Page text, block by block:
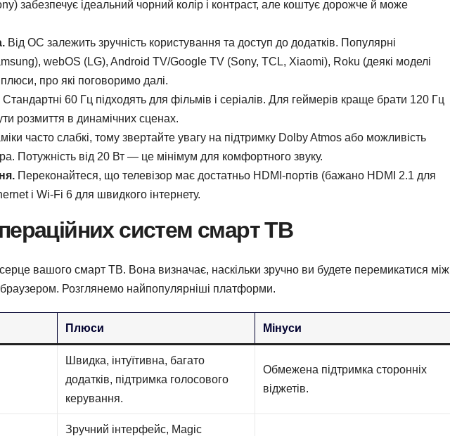
забезпечує ідеальний чорний колір і контраст, але коштує дорожче й може
Від ОС залежить зручність користування та доступ до додатків. Популярні
webOS (LG), Android TV/Google TV (Sony, TCL, Xiaomi), Roku (деякі моделі
про які поговоримо далі.
Стандартні 60 Гц підходять для фільмів і серіалів. Для геймерів краще брати 120 Гц
розмиття в динамічних сценах.
часто слабкі, тому звертайте увагу на підтримку Dolby Atmos або можливість
Потужність від 20 Вт — це мінімум для комфортного звуку.
Переконайтеся, що телевізор має достатньо HDMI-портів (бажано HDMI 2.1 для
і Wi-Fi 6 для швидкого інтернету.
систем смарт ТВ
вашого смарт ТВ. Вона визначає, наскільки зручно ви будете перемикатися між
Розглянемо найпопулярніші платформи.
Плюси Мінуси
Швидка, інтуїтивна, багато
додатків, підтримка голосового
керування.
Обмежена підтримка сторонніх
віджетів.
Зручний інтерфейс, Magic